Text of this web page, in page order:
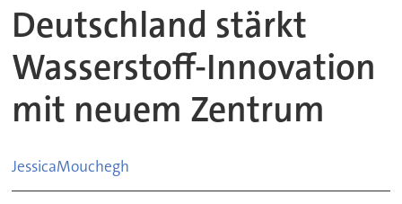
Deutschland stärkt
Wasserstoff-Innovation
mit neuem Zentrum
JessicaMouchegh